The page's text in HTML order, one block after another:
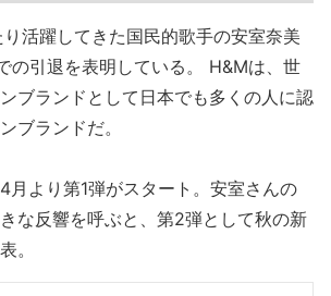
活躍してきた国民的歌手の安室奈美
の引退を表明している。 H&Mは、世
ブランドとして日本でも多くの人に認
ブランドだ。
月より第1弾がスタート。安室さんの
な反響を呼ぶと、第2弾として秋の新
。